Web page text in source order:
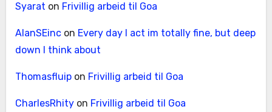
Syarat on Frivillig arbeid til Goa
AlanSEincon Every day I act im totally fine, but deep
down I think about
Thomasfluipon Frivillig arbeid til Goa
CharlesRhityon Frivillig arbeid til Goa